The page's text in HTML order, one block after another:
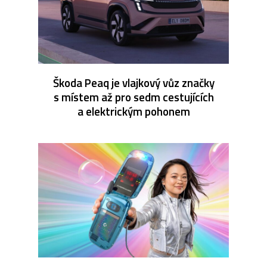
Škoda Peaq je vlajkový vůz značky
s místem až pro sedm cestujících
a elektrickým pohonem